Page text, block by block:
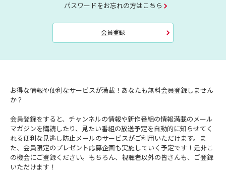
パスワードをお忘れの方はこちら
会員登録
お得な情報や便利なサービスが満載！あなたも無料会員登録しません
か？
会員登録をすると、チャンネルの情報や新作番組の情報満載のメール
マガジンを購読したり、見たい番組の放送予定を自動的に知らせてく
れる便利な見逃し防止メールのサービスがご利用いただけます。ま
た、会員限定のプレゼント応募企画も実施していく予定です！是非こ
の機会にご登録ください。もちろん、視聴者以外の皆さんも、ご登録
いただけます！